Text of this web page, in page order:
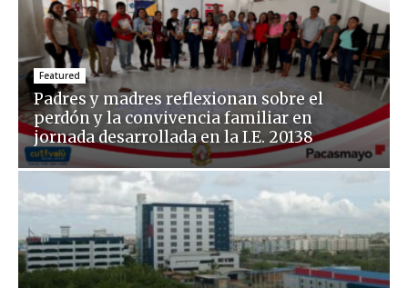
Featured
Padres y madres reflexionan sobre el
perdón y la convivencia familiar en
jornada desarrollada en la I.E. 20138